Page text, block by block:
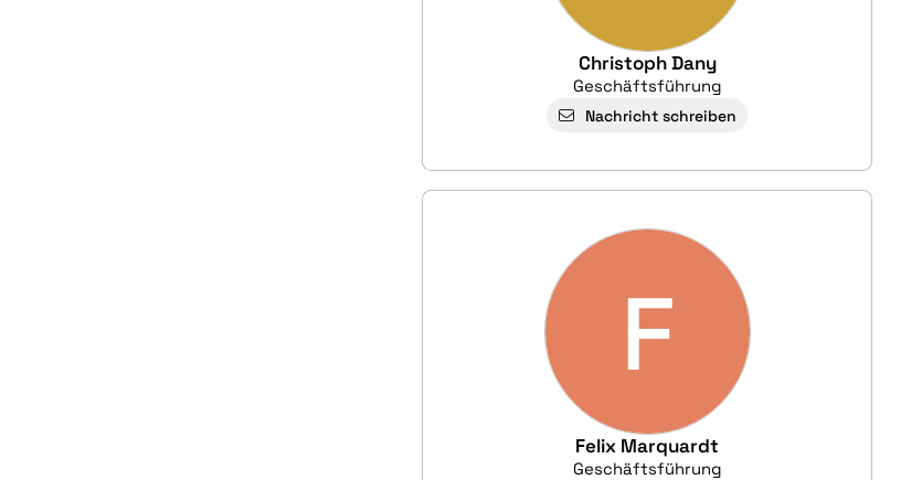
Christoph Dany
Geschäftsführung
Nachricht schreiben
F
Felix Marquardt
Geschäftsführung